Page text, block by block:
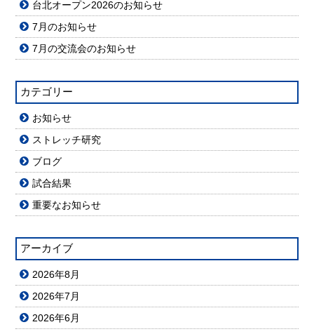
台北オープン2026のお知らせ
7月のお知らせ
7月の交流会のお知らせ
カテゴリー
お知らせ
ストレッチ研究
ブログ
試合結果
重要なお知らせ
アーカイブ
2026年8月
2026年7月
2026年6月